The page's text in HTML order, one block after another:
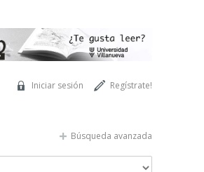
Regístrate!
Iniciar sesión
Búsqueda avanzada